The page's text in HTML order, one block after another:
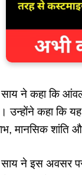
ने कहा कि
है। उन्होंने कहा
मानसिक शांति
ने इस अवसर